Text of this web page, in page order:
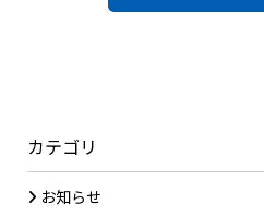
カテゴリ
お知らせ